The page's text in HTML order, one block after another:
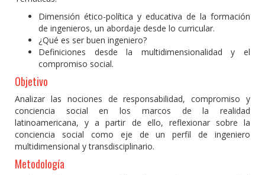
Dimensión ético-política y educativa de la formación
de ingenieros, un abordaje desde lo curricular.
¿Qué es ser buen ingeniero?
Definiciones desde la multidimensionalidad y el
compromiso social.
Objetivo
Analizar las nociones de responsabilidad, compromiso y
conciencia social en los marcos de la realidad
latinoamericana, y a partir de ello, reflexionar sobre la
conciencia social como eje de un perfil de ingeniero
multidimensional y transdisciplinario.
Metodología